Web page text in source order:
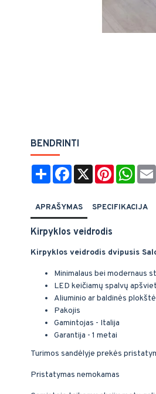
BENDRINTI
Share Facebook
X Pinterest
APRAŠYMAS SPECIFIKACIJA
Kirpyklos veidrodis
Kirpyklos veidrodis dvipusis
Minimalaus bei modernaus
LED keičiamų spalvų
Aliuminio ar baldinės
Pakojis
Gamintojas - Italija
Garantija - 1 metai
Turimos sandėlyje prekės
Pristatymas nemokamas